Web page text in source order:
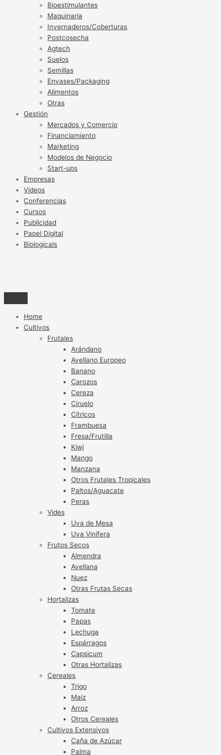
Bioestimulantes
Maquinaria
Invernaderos/Coberturas
Postcosecha
Agtech
Suelos
Semillas
Envases/Packaging
Alimentos
Otras
Gestión
Mercados y Comercio
Financiamiento
Marketing
Modelos de Negocio
Start-ups
Empresas
Videos
Conferencias
Cursos
Publicidad
Papel Digital
Biologicals
Home
Cultivos
Frutales
Arándano
Avellano Europeo
Banano
Carozos
Cereza
Ciruelo
Cítricos
Frambuesa
Fresa/Frutilla
Kiwi
Mango
Manzana
Otros Frutales Tropicales
Paltos/Aguacate
Peras
Vides
Uva de Mesa
Uva Vinífera
Frutos Secos
Almendra
Avellana
Nuez
Otras Frutas Secas
Hortalizas
Tomate
Papas
Lechuga
Espárragos
Capsicum
Otras Hortalizas
Cereales
Trigo
Maíz
Arroz
Otros Cereales
Cultivos Extensivos
Caña de Azúcar
Palma